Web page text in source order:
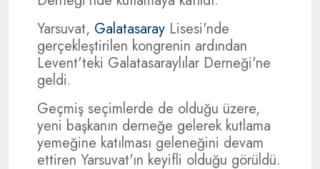
Yarsuvat, Galatasaray Lisesi'nde
gerçekleştirilen kongrenin ardından
Levent'teki Galatasaraylılar Derneği'ne
geldi.
Geçmiş seçimlerde de olduğu üzere,
yeni başkanın derneğe gelerek kutlama
yemeğine katılması geleneğini devam
ettiren Yarsuvat'ın keyifli olduğu görüldü.